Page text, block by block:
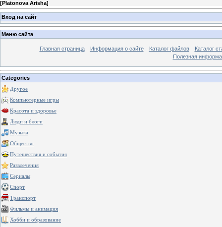
[Platonova Arisha]
Вход на сайт
Меню сайта
Главная страница Информация о сайте Каталог файлов
Каталог
Полезная
Categories
Другое
Компьютерные игры
Красота и здоровье
Люди и блоги
Музыка
Общество
Путешествия и события
Развлечения
Сериалы
Спорт
Транспорт
Фильмы и анимация
Хобби и образование